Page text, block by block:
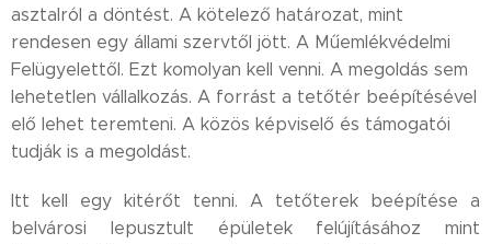
asztalról a döntést. A kötelező határozat, mint
rendesen egy állami szervtől jött. A Műemlékvédelmi
Felügyelettől. Ezt komolyan kell venni. A megoldás sem
lehetetlen vállalkozás. A forrást a tetőtér beépítésével
elő lehet teremteni. A közös képviselő és támogatói
tudják is a megoldást.
Itt kell egy kitérőt tenni. A tetőterek beépítése a
belvárosi lepusztult épületek felújításához mint